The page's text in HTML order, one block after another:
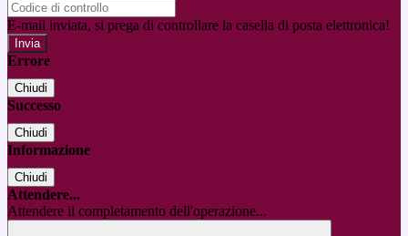
E-mail inviata, si prega di controllare la casella di posta elettronica!
Errore
Chiudi
Successo
Chiudi
Informazione
Chiudi
Attendere...
Attendere il completamento dell'operazione...